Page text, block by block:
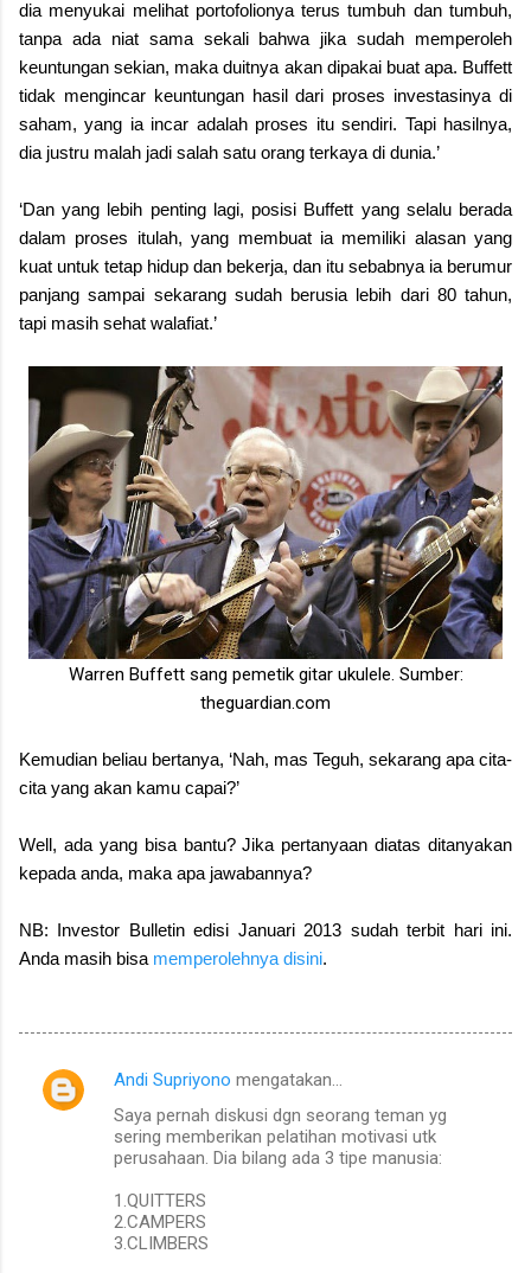
dia menyukai melihat portofolionya terus tumbuh dan tumbuh,
tanpa ada niat sama sekali bahwa jika sudah memperoleh
keuntungan sekian, maka duitnya akan dipakai buat apa. Buffett
tidak mengincar keuntungan hasil dari proses investasinya di
saham, yang ia incar adalah proses itu sendiri. Tapi hasilnya,
dia justru malah jadi salah satu orang terkaya di dunia.’
‘Dan yang lebih penting lagi, posisi Buffett yang selalu berada
dalam proses itulah, yang membuat ia memiliki alasan yang
kuat untuk tetap hidup dan bekerja, dan itu sebabnya ia berumur
panjang sampai sekarang sudah berusia lebih dari 80 tahun,
tapi masih sehat walafiat.’
Warren Buffett sang pemetik gitar ukulele. Sumber:
theguardian.com
Kemudian beliau bertanya, ‘Nah, mas Teguh, sekarang apa cita-
cita yang akan kamu capai?’
Well, ada yang bisa bantu? Jika pertanyaan diatas ditanyakan
kepada anda, maka apa jawabannya?
NB: Investor Bulletin edisi Januari 2013 sudah terbit hari ini.
Anda masih bisa memperolehnya disini.
K
Andi Supriyono mengatakan…
Saya pernah diskusi dgn seorang teman yg
sering memberikan pelatihan motivasi utk
perusahaan. Dia bilang ada 3 tipe manusia:
1.QUITTERS
2.CAMPERS
3.CLIMBERS